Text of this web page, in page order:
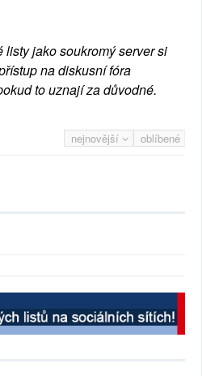
listy jako soukromý server si
na diskusní fóra
to uznají za důvodné.
nejnovější oblíbené